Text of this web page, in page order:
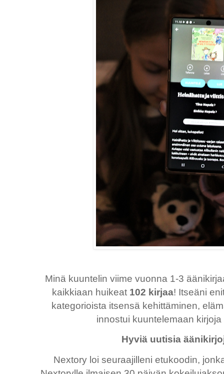
Minä kuuntelin viime vuonna 1-3
kaikkiaan huikeat 102 kirjaa! Itseäni
kategorioista itsensä kehittäminen,
innostui kuuntelemaan
Hyviä uutisia
Nextory loi seuraajilleni etukoodin,